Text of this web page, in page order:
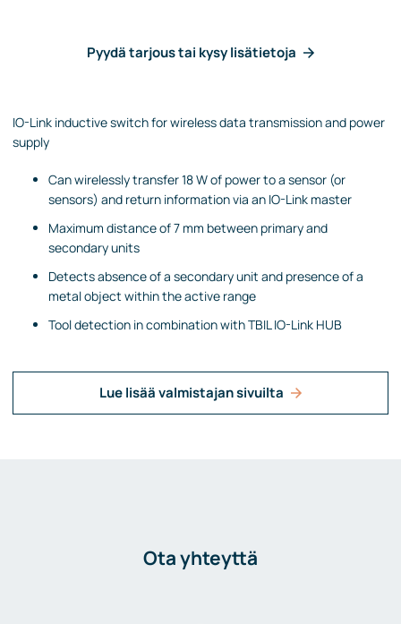
Pyydä tarjous tai kysy lisätietoja
IO-Link inductive switch for wireless data transmission and power
supply
Can wirelessly transfer 18 W of power to a sensor (or
sensors) and return information via an IO-Link master
Maximum distance of 7 mm between primary and
secondary units
Detects absence of a secondary unit and presence of a
metal object within the active range
Tool detection in combination with TBIL IO-Link HUB
Lue lisää valmistajan sivuilta
Ota yhteyttä